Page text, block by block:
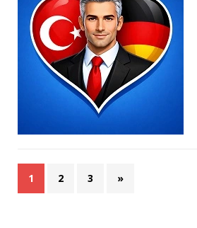
1 2 3 »